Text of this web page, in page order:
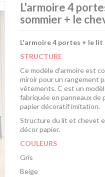
L'armoire 4
sommier + le
L'armoire 4 portes + le lit
STRUCTURE
Ce modèle d'armoire est
miroir pour un rangement
vêtements. C est un
fabriquée en panneaux de
papier décoratif imitation.
Structure du lit et chevet
décor papier.
COULEURS
Gris
Beige